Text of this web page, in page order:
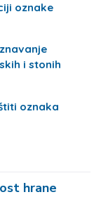
oznake
i stonih
oznaka
hrane